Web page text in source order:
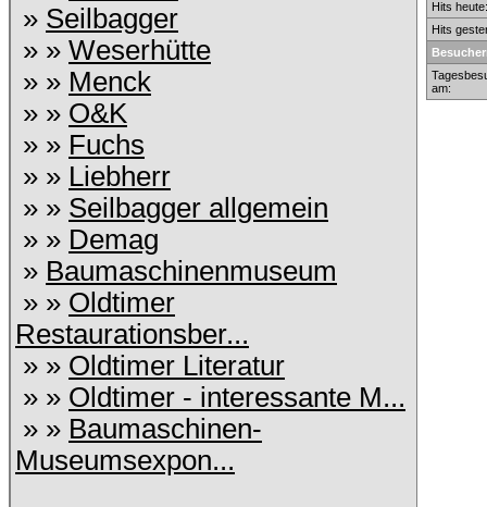
» Seilbagger
» » Weserhütte
» » Menck
» » O&K
» » Fuchs
» » Liebherr
» » Seilbagger allgemein
» » Demag
» Baumaschinenmuseum
» » Oldtimer
Restaurationsber...
» » Oldtimer Literatur
» » Oldtimer - interessante M...
» » Baumaschinen-
Museumsexpon...
Hits heute:
Hits
am: